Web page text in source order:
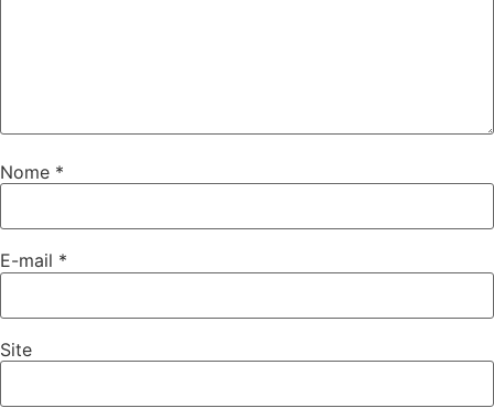
Nome *
E-mail *
Site